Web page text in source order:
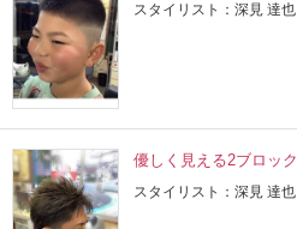
スタイリスト：深見 達也
優しく見える2ブロック
スタイリスト：深見 達也